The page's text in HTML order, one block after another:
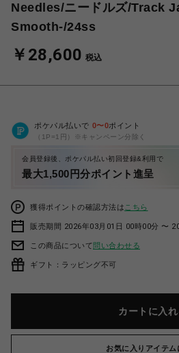
Needles/ニードルズ/Track
Smooth-/24ss
￥28,600 税込
ポケパル払いで 0〜0ポイント
（1P=1円）※キャンペーン分除く
会員登録後、ポケパル払い初回登録&利用で
最大1,500円分ポイント進呈
獲得ポイントの確認方法は こちら
販売期間 2026年03月01日 00時00分 〜
この商品について問い合わせる
ギフト：ラッピング不可
カートに入れ
お気に入りアイテム